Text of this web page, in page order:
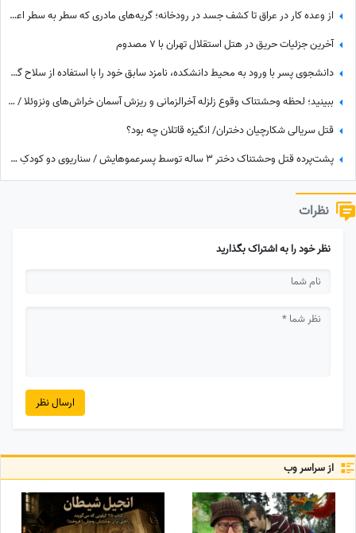
از وعده کار در عراق تا کشف جسد در رودخانه؛ گریه‌های مادری که سطر به سطر اعترافات قاتل پسرش را خواند + فیلم
آخرین جزئیات حریق در هتل استقلال تهران با 7 مصدوم
دانشجوی پسر با ورود به محیط دانشکده، نامزد سابق خود را با استفاده از سلاح گرم مورد هدف قرار داد+ جزئیات
ببینید؛ لحظه وحشتناک وقوع زلزله آخرالزمانی و ریزش آسمان خراش‌های ونزوئلا / فیلم وایرال عشق یک زوج سالمند هنگام زمین‌لرزه
قتل سریالی شکارچیان دختران/ انگیزه قاتلان چه بود؟
پشت‌پرده قتل وحشتناک دختر 3 ساله توسط پسرعموهایش / سناریوی دو کودکِ قاتل که مو به تن سیخ می‌کند! + فیلم
نظرات
نظر خود را به اشتراک بگذارید
ارسال نظر
از سراسر وب